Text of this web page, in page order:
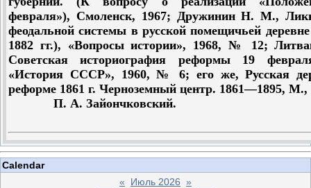
февраля»), Смоленск, 1967; Дружинин Н. М.,
феодальной системы в русской помещичьей
1882 гг.), «Вопросы истории», 1968, № 12;
Советская историография реформы 19
«История СССР», 1960, № 6; его же, Русская
реформе 1861 г. Черноземный центр. 1861—1895, М.,
П. А. Зайончковский.
Calendar
«
Июль 2026 »